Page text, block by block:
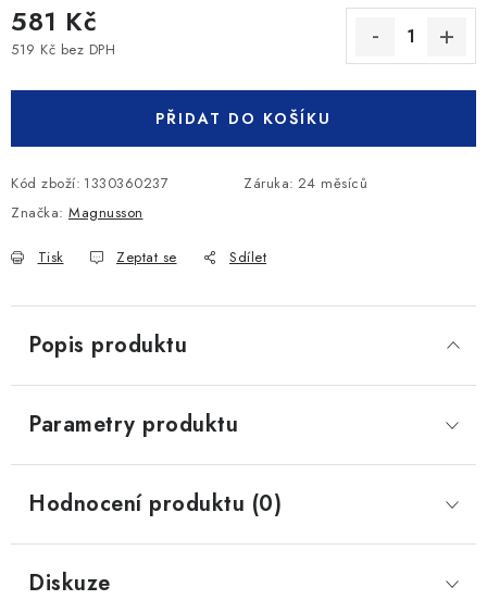
581 Kč
519 Kč bez DPH
PŘIDAT DO KOŠÍKU
Kód zboží: 1330360237 Záruka: 24 měsíců
Značka: Magnusson
Tisk Zeptat se Sdílet
Popis produktu
Parametry produktu
Hodnocení produktu (0)
Diskuze